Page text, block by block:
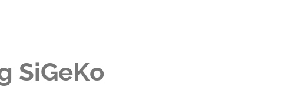
SiGeKo